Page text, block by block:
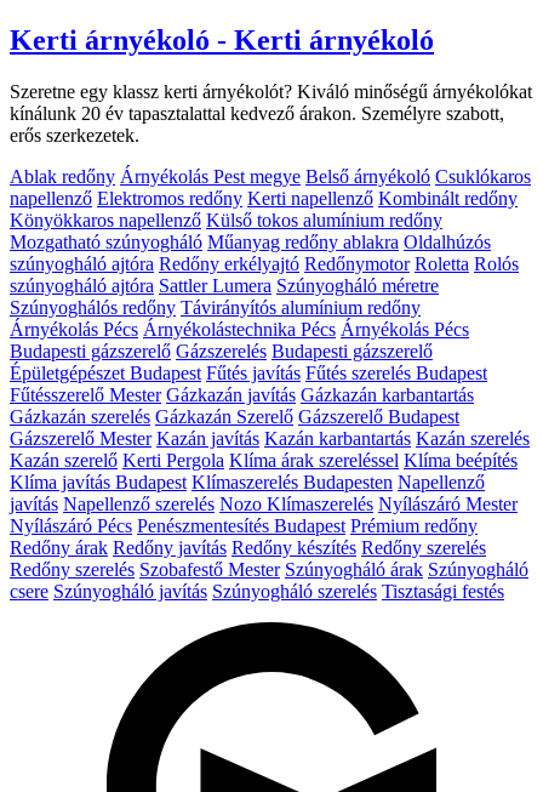
Kerti árnyékoló - Kerti árnyékoló
Szeretne egy klassz kerti árnyékolót? Kiváló minőségű árnyékolókat
kínálunk 20 év tapasztalattal kedvező árakon. Személyre szabott,
erős szerkezetek.
Ablak redőny Árnyékolás Pest megye Belső árnyékoló Csuklókaros
napellenző Elektromos redőny Kerti napellenző Kombinált redőny
Könyökkaros napellenző Külső tokos alumínium redőny
Mozgatható szúnyogháló Műanyag redőny ablakra Oldalhúzós
szúnyogháló ajtóra Redőny erkélyajtó Redőnymotor Roletta Rolós
szúnyogháló ajtóra Sattler Lumera Szúnyogháló méretre
Szúnyoghálós redőny Távirányítós alumínium redőny
Árnyékolás Pécs Árnyékolástechnika Pécs Árnyékolás Pécs
Budapesti gázszerelő Gázszerelés Budapesti gázszerelő
Épületgépészet Budapest Fűtés javítás Fűtés szerelés Budapest
Fűtésszerelő Mester Gázkazán javítás Gázkazán karbantartás
Gázkazán szerelés Gázkazán Szerelő Gázszerelő Budapest
Gázszerelő Mester Kazán javítás Kazán karbantartás Kazán szerelés
Kazán szerelő Kerti Pergola Klíma árak szereléssel Klíma beépítés
Klíma javítás Budapest Klímaszerelés Budapesten Napellenző
javítás Napellenző szerelés Nozo Klímaszerelés Nyílászáró Mester
Nyílászáró Pécs Penészmentesítés Budapest Prémium redőny
Redőny árak Redőny javítás Redőny készítés Redőny szerelés
Redőny szerelés Szobafestő Mester Szúnyogháló árak Szúnyogháló
csere Szúnyogháló javítás Szúnyogháló szerelés Tisztasági festés